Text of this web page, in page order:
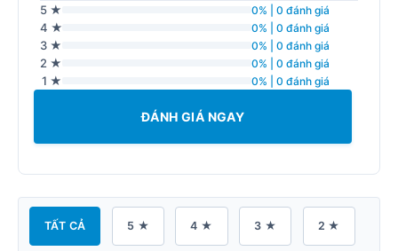
5 ★ 0% | 0 đánh giá
4 ★ 0% | 0 đánh giá
3 ★ 0% | 0 đánh giá
2 ★ 0% | 0 đánh giá
1 ★ 0% | 0 đánh giá
ĐÁNH GIÁ NGAY
TẤT CẢ 5 ★ 4 ★ 3 ★ 2 ★